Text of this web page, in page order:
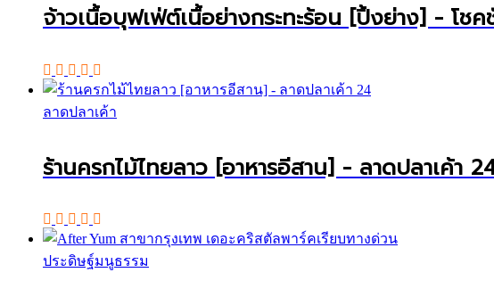
จ้าวเนื้อบุฟเฟ่ต์เนื้อย่างกระทะร้อน [ปิ้งย่าง] - โช
ลาดปลาเค้า
ร้านครกไม้ไทยลาว [อาหารอีสาน] - ลาดปลาเค้า
ประดิษฐ์มนูธรรม